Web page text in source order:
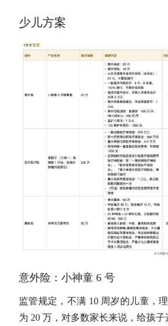
少儿方案
意外险：小神童 6 号
监管规定，不满 10 周岁的儿童，
为 20 万，对多数家长来说，给孩子